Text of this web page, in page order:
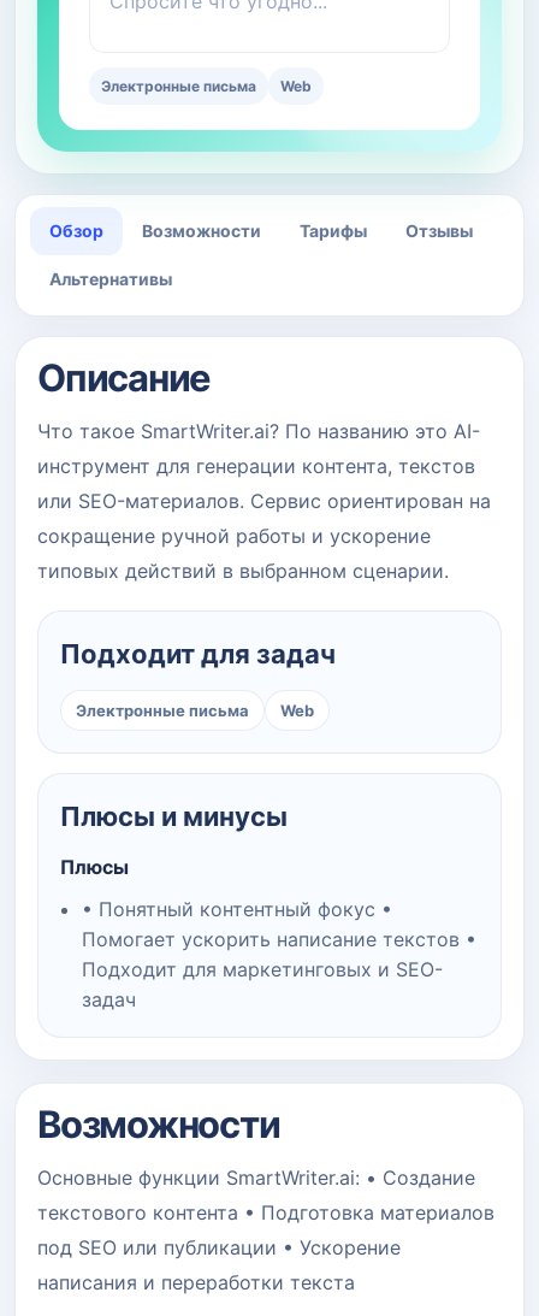
Электронные письма Web
Обзор Возможности Тарифы Отзывы
Альтернативы
Описание
Что такое SmartWriter.ai? По названию это AI-
инструмент для генерации контента, текстов
или SEO-материалов. Сервис ориентирован на
сокращение ручной работы и ускорение
типовых действий в выбранном сценарии.
Подходит для задач
Электронные письма Web
Плюсы и минусы
Плюсы
• Понятный контентный фокус •
Помогает ускорить написание текстов •
Подходит для маркетинговых и SEO-
задач
Возможности
Основные функции SmartWriter.ai: • Создание
текстового контента • Подготовка материалов
под SEO или публикации • Ускорение
написания и переработки текста